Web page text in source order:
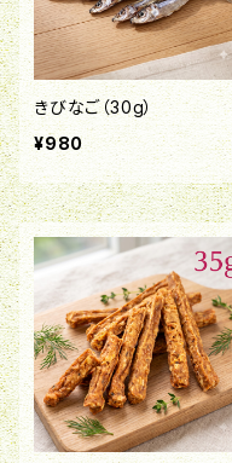
きびなご（30g）
¥980